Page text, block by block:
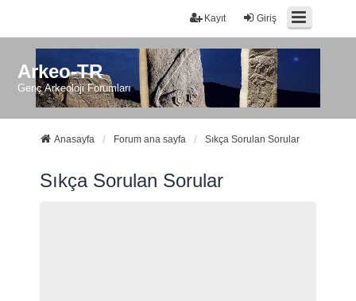
Giriş
Kayıt
Arkeo-TR
Genç Arkeoloji Forumları
Anasayfa Forum ana sayfa Sıkça Sorulan Sorular
Sıkça Sorulan Sorular